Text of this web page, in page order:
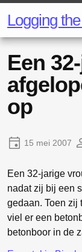
Logging
Een
op
15 mei 2007
Een 32-jarige
nadat zij bij een
gedaan. Toen zij
viel er een
betonboor in de